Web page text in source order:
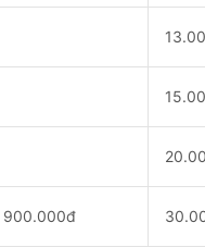
900.000đ